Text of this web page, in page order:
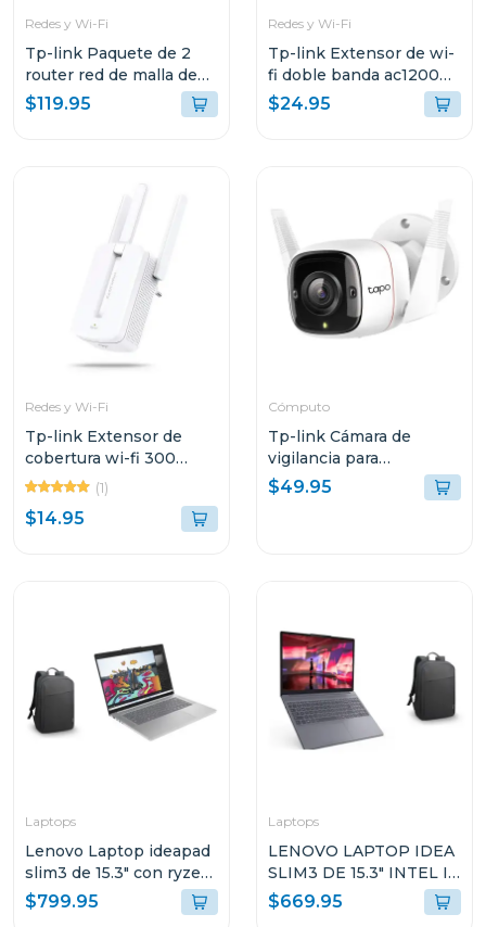
Redes y Wi-Fi
Tp-link Paquete de 2
router red de malla de
wi-fi whole home mesh
ac1300 deco m5
$119.95
Redes y Wi-Fi
Tp-link Extensor de wi-
fi doble banda ac1200
e30
$24.95
Redes y Wi-Fi
Tp-link Extensor de
cobertura wi-fi 300
mbps mw300
(1)
$14.95
Cómputo
Tp-link Cámara de
vigilancia para
exteriores con visión
nocturna y detección ia
$49.95
Laptops
Lenovo Laptop ideapad
slim3 de 15.3" con ryzen
7 24gb ram y 512gb ssd
windows 11
$799.95
Laptops
LENOVO LAPTOP IDEA
SLIM3 DE 15.3" INTEL I5
CON 16GB RAM Y 512GB
SSD WINDOWS 11
$669.95